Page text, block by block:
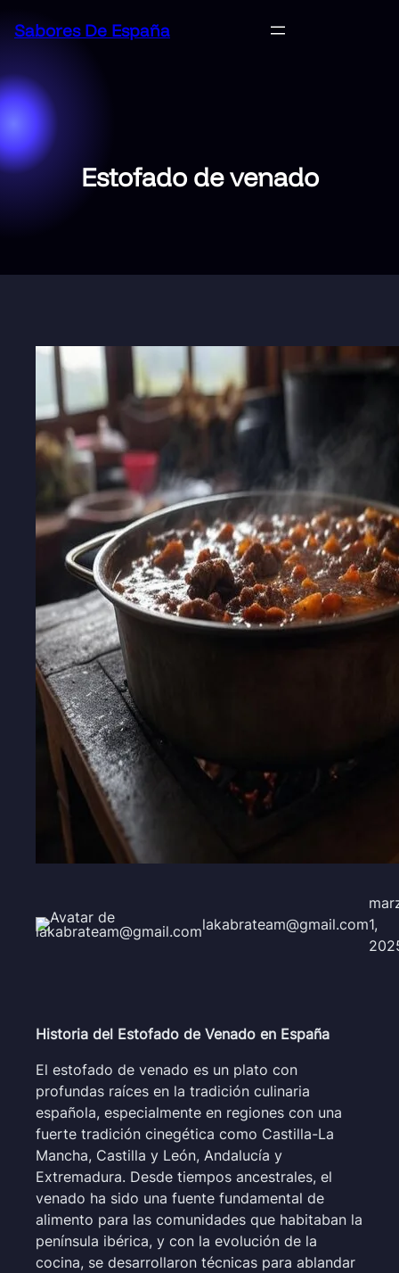
Sabores De España
Estofado de venado
lakabrateam@gmail.com1,
Historia del Estofado de Venado en España
El estofado de venado es un plato con
profundas raíces en la tradición culinaria
española, especialmente en regiones con una
fuerte tradición cinegética como Castilla-La
Mancha, Castilla y León, Andalucía y
Extremadura. Desde tiempos ancestrales, el
venado ha sido una fuente fundamental de
alimento para las comunidades que habitaban la
península ibérica, y con la evolución de la
cocina, se desarrollaron técnicas para ablandar